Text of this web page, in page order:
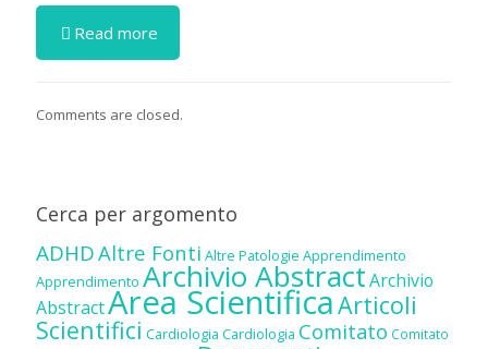
Read more
Comments are closed.
Cerca per argomento
ADHDAltre Fonti Altre Patologie Apprendimento
Apprendimento Archivio AbstractArchivio
AbstractArea ScientificaArticoli
Scientifici Cardiologia Cardiologia Comitato Comitato